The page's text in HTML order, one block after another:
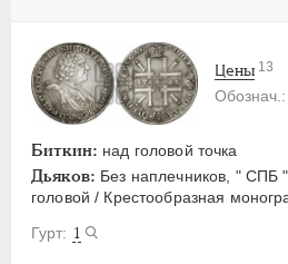
Биткин: над головой точка
Дьяков: Без наплечников, " СПБ
головой / Крестообразная
1
Цены 13